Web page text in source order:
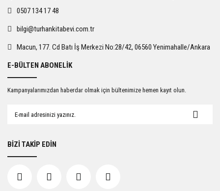
Ürün fiyatı diğer sitelerden daha pahalı.
Gönder
0507 134 17 48
bilgi@turhankitabevi.com.tr
Macun, 177. Cd Batı İş Merkezi No:28/42, 06560 Yenimahalle/Ankara
E-BÜLTEN ABONELİK
Kampanyalarımızdan haberdar olmak için bültenimize hemen kayıt olun.
BİZİ TAKİP EDİN